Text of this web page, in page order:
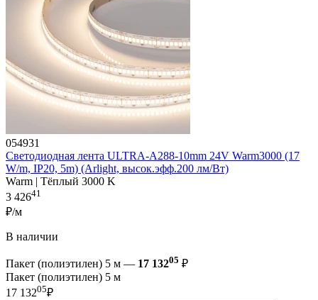
054931
Светодиодная лента ULTRA-A288-10mm 24V Warm3000 (17
W/m, IP20, 5m) (Arlight, высок.эфф.200 лм/Вт)
Warm | Тёплый 3000 K
3 42641
₽/м
В наличии
Пакет (полиэтилен) 5 м — 17 13205 ₽
Пакет (полиэтилен) 5 м
17 13205₽